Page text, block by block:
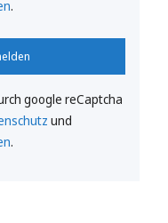
.
google reCaptcha
und
.